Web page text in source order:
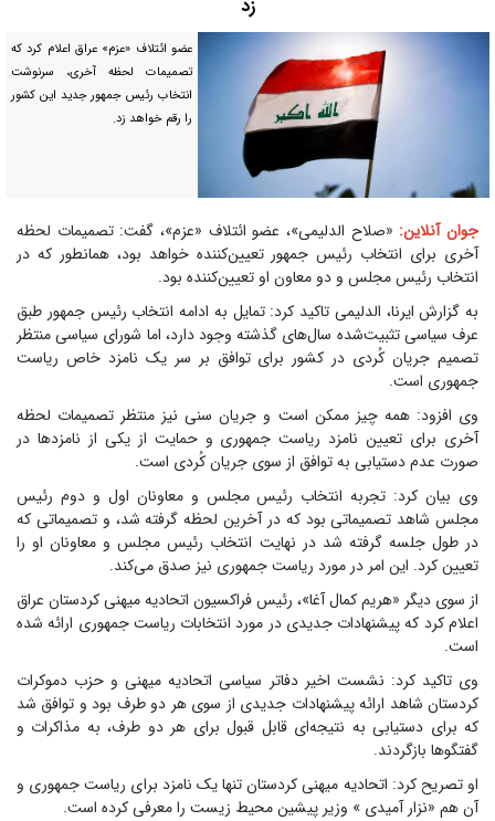
زد
عضو ائتلاف «عزم» عراق اعلام کرد که
تصمیمات لحظه آخری، سرنوشت
انتخاب رئیس جمهور جدید این کشور
را رقم خواهد زد.
جوان آنلاین: «صلاح الدلیمی»، عضو ائتلاف «عزم»، گفت: تصمیمات لحظه
آخری برای انتخاب رئیس جمهور تعیین‌کننده خواهد بود، همانطور که در
انتخاب رئیس مجلس و دو معاون او تعیین‌کننده بود.
به گزارش ایرنا، الدلیمی تاکید کرد: تمایل به ادامه انتخاب رئیس جمهور طبق
عرف سیاسی تثبیت‌شده سال‌های گذشته وجود دارد، اما شورای سیاسی منتظر
تصمیم جریان کُردی در کشور برای توافق بر سر یک نامزد خاص ریاست
جمهوری است.
وی افزود: همه چیز ممکن است و جریان سنی نیز منتظر تصمیمات لحظه
آخری برای تعیین نامزد ریاست جمهوری و حمایت از یکی از نامزدها در
صورت عدم دستیابی به توافق از سوی جریان کُردی است.
وی بیان کرد: تجربه انتخاب رئیس مجلس و معاونان اول و دوم رئیس
مجلس شاهد تصمیماتی بود که در آخرین لحظه گرفته شد، و تصمیماتی که
در طول جلسه گرفته شد در نهایت انتخاب رئیس مجلس و معاونان او را
تعیین کرد. این امر در مورد ریاست جمهوری نیز صدق می‌کند.
از سوی دیگر «هریم کمال آغا»، رئیس فراکسیون اتحادیه میهنی کردستان عراق
اعلام کرد که پیشنهادات جدیدی در مورد انتخابات ریاست جمهوری ارائه شده
است.
وی تاکید کرد: نشست اخیر دفاتر سیاسی اتحادیه میهنی و حزب دموکرات
کردستان شاهد ارائه پیشنهادات جدیدی از سوی هر دو طرف بود و توافق شد
که برای دستیابی به نتیجه‌ای قابل قبول برای هر دو طرف، به مذاکرات و
گفتگوها بازگردند.
او تصریح کرد: اتحادیه میهنی کردستان تنها یک نامزد برای ریاست جمهوری و
آن هم «نزار آمیدی » وزیر پیشین محیط زیست را معرفی کرده است.